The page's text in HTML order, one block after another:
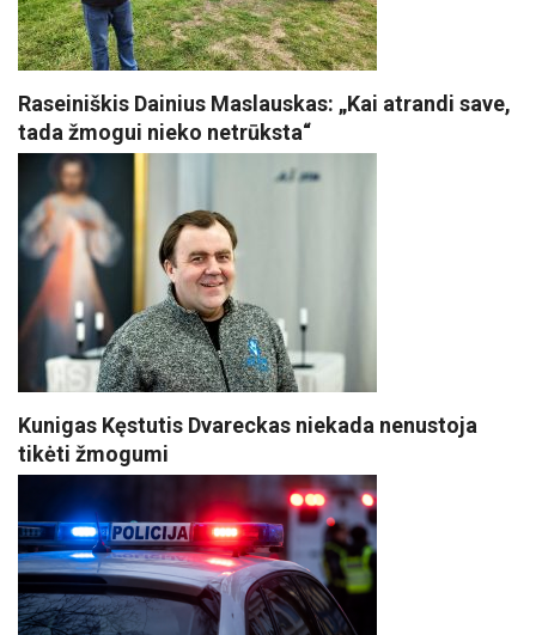
Raseiniškis Dainius Maslauskas: „Kai atrandi save,
tada žmogui nieko netrūksta“
Kunigas Kęstutis Dvareckas niekada nenustoja
tikėti žmogumi